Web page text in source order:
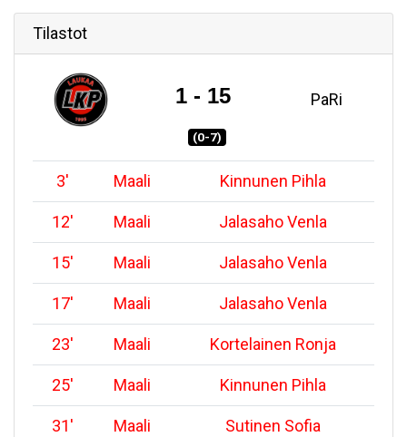
Tilastot
1 - 15 PaRi
(0-7)
3' Maali Kinnunen Pihla
12' Maali Jalasaho Venla
15' Maali Jalasaho Venla
17' Maali Jalasaho Venla
23' Maali Kortelainen Ronja
25' Maali Kinnunen Pihla
31' Maali Sutinen Sofia